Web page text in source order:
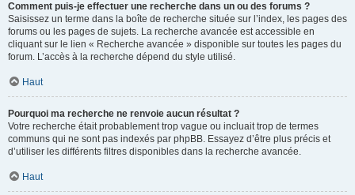
Comment puis-je effectuer une recherche dans un ou des forums ?
Saisissez un terme dans la boîte de recherche située sur l’index, les pages des
forums ou les pages de sujets. La recherche avancée est accessible en
cliquant sur le lien « Recherche avancée » disponible sur toutes les pages du
forum. L’accès à la recherche dépend du style utilisé.
Haut
Pourquoi ma recherche ne renvoie aucun résultat ?
Votre recherche était probablement trop vague ou incluait trop de termes
communs qui ne sont pas indexés par phpBB. Essayez d’être plus précis et
d’utiliser les différents filtres disponibles dans la recherche avancée.
Haut